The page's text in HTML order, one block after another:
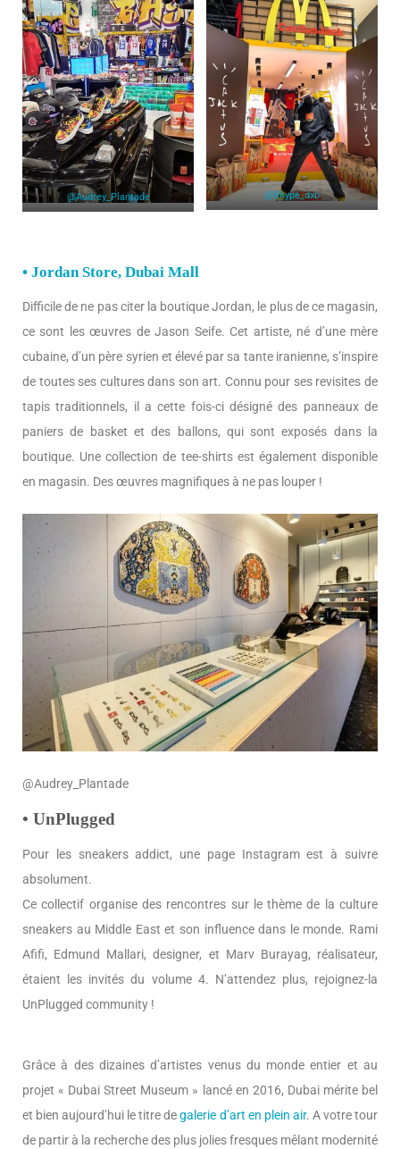
@Audrey_Plantade @Bhype_dxb
• Jordan Store, Dubai Mall
Difficile de ne pas citer la boutique Jordan, le plus de ce magasin,
ce sont les œuvres de Jason Seife. Cet artiste, né d’une mère
cubaine, d’un père syrien et élevé par sa tante iranienne, s’inspire
de toutes ses cultures dans son art. Connu pour ses revisites de
tapis traditionnels, il a cette fois-ci désigné des panneaux de
paniers de basket et des ballons, qui sont exposés dans la
boutique. Une collection de tee-shirts est également disponible
en magasin. Des œuvres magnifiques à ne pas louper !
@Audrey_Plantade
• UnPlugged
Pour les sneakers addict, une page Instagram est à suivre
absolument.
Ce collectif organise des rencontres sur le thème de la culture
sneakers au Middle East et son influence dans le monde. Rami
Afifi, Edmund Mallari, designer, et Marv Burayag, réalisateur,
étaient les invités du volume 4. N’attendez plus, rejoignez-la
UnPlugged community !
Grâce à des dizaines d’artistes venus du monde entier et au
projet « Dubai Street Museum » lancé en 2016, Dubai mérite bel
et bien aujourd’hui le titre degalerie d’art en plein air. A votre tour
de partir à la recherche des plus jolies fresques mêlant modernité